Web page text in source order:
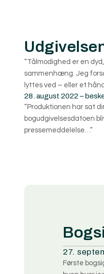
“Tålmodighed er en
sammenhæng. Jeg
lyttes ved – eller et
28. august 2022 –
“Produktionen har sat
bogudgivelsesdatoen
pressemeddelelse…”
27.
Første